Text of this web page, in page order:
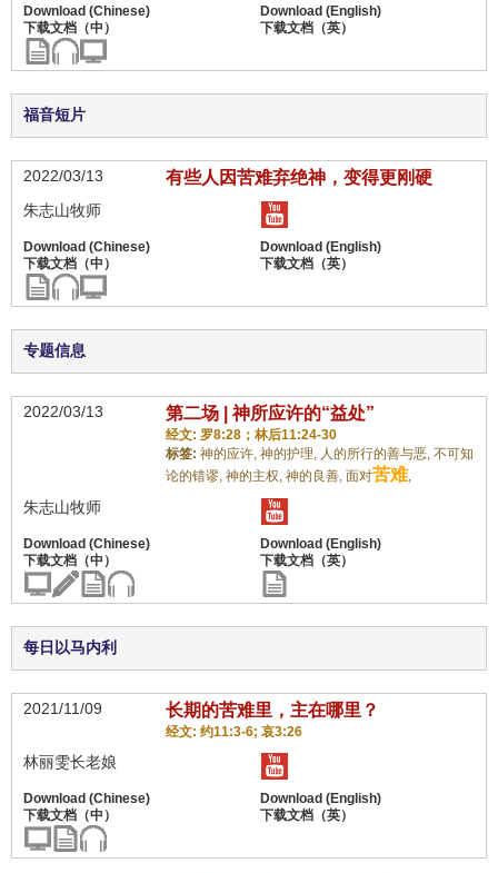
福音短片
2022/03/13 有些人因苦难弃绝神，变得更刚硬
朱志山牧师
专题信息
2022/03/13 第二场 | 神所应许的“益处”
经文: 罗8:28；林后11:24-30
标签: 神的应许, 神的护理, 人的所行的善与恶, 不可知
论的错谬, 神的主权, 神的良善, 面对苦难,
朱志山牧师
每日以马内利
2021/11/09 长期的苦难里，主在哪里？
经文: 约11:3-6; 哀3:26
林丽雯长老娘